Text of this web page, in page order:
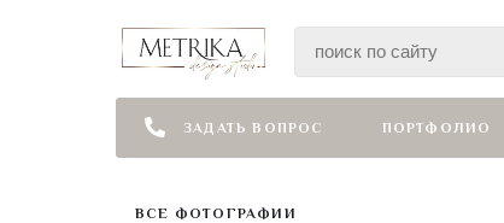
ЗАДАТЬ ВОПРОС ПОРТФОЛИО
ВСЕ ФОТОГРАФИИ